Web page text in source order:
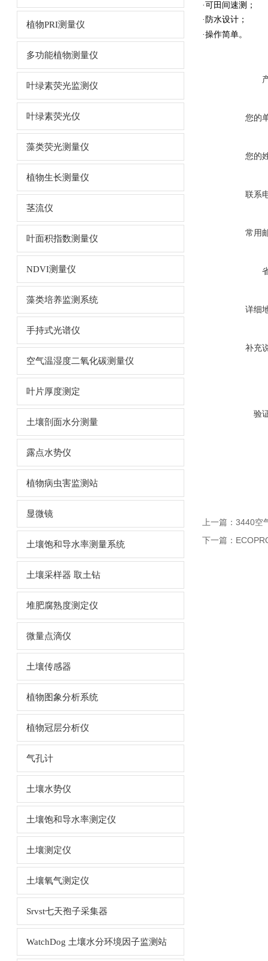
植物PRI测量仪
多功能植物测量仪
叶绿素荧光监测仪
叶绿素荧光仪
藻类荧光测量仪
植物生长测量仪
茎流仪
叶面积指数测量仪
NDVI测量仪
藻类培养监测系统
手持式光谱仪
空气温湿度二氧化碳测量仪
叶片厚度测定
土壤剖面水分测量
露点水势仪
植物病虫害监测站
显微镜
土壤饱和导水率测量系统
土壤采样器 取土钻
堆肥腐熟度测定仪
微量点滴仪
土壤传感器
植物图象分析系统
植物冠层分析仪
气孔计
土壤水势仪
土壤饱和导水率测定仪
土壤测定仪
土壤氧气测定仪
Srvst七天孢子采集器
WatchDog 土壤水分环境因子监测站
·可田间速测；
·防水设计；
·操作简单。
您的
您的
联系
常用
详细
补充
验
上一篇： 3440空
下一篇：